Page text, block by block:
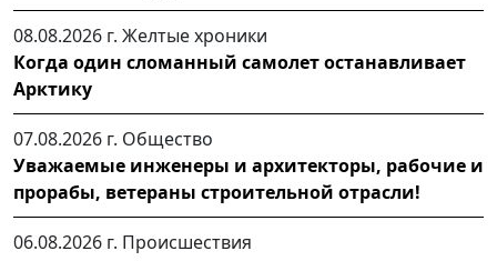
08.08.2026 г. Желтые хроники
Когда один сломанный самолет останавливает
Арктику
07.08.2026 г. Общество
Уважаемые инженеры и архитекторы, рабочие и
прорабы, ветераны строительной отрасли!
06.08.2026 г. Происшествия